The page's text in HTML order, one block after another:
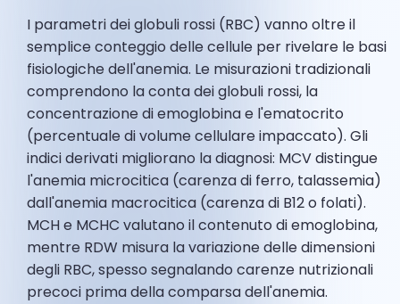
I parametri dei globuli rossi (RBC) vanno oltre il
semplice conteggio delle cellule per rivelare le basi
fisiologiche dell'anemia. Le misurazioni tradizionali
comprendono la conta dei globuli rossi, la
concentrazione di emoglobina e l'ematocrito
(percentuale di volume cellulare impaccato). Gli
indici derivati migliorano la diagnosi: MCV distingue
l'anemia microcitica (carenza di ferro, talassemia)
dall'anemia macrocitica (carenza di B12 o folati).
MCH e MCHC valutano il contenuto di emoglobina,
mentre RDW misura la variazione delle dimensioni
degli RBC, spesso segnalando carenze nutrizionali
precoci prima della comparsa dell'anemia.